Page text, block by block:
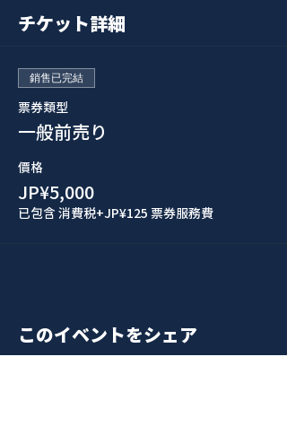
チケット詳細
銷售已完結
票券類型
一般前売り
價格
JP¥5,000
已包含 消費税+JP¥125 票券服務費
このイベントをシェア